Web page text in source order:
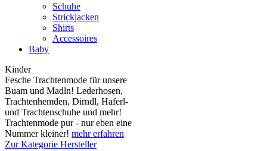
Schuhe
Strickjacken
Shirts
Accessoires
Baby
Kinder
Fesche Trachtenmode für unsere
Buam und Madln! Lederhosen,
Trachtenhemden, Dirndl, Haferl-
und Trachtenschuhe und mehr!
Trachtenmode pur - nur eben eine
Nummer kleiner! mehr erfahren
Zur Kategorie Hersteller